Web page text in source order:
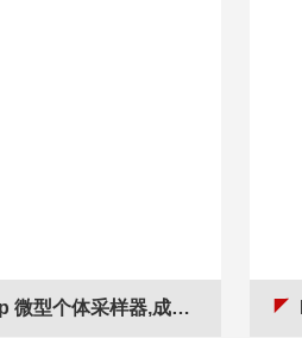
采样器,成都采样器,个体采样器厂家